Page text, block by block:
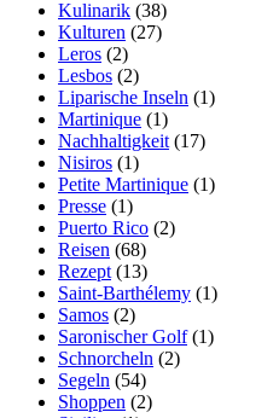
Kulinarik (38)
Kulturen (27)
Leros (2)
Lesbos (2)
Liparische Inseln (1)
Martinique (1)
Nachhaltigkeit (17)
Nisiros (1)
Petite Martinique (1)
Presse (1)
Puerto Rico (2)
Reisen (68)
Rezept (13)
Saint-Barthélemy (1)
Samos (2)
Saronischer Golf(1)
Schnorcheln (2)
Segeln (54)
Shoppen (2)